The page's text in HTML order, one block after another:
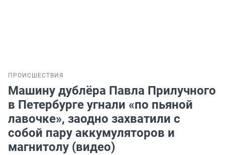
ПРОИСШЕСТВИЯ
Машину дублёра Павла Прилучного
в Петербурге угнали «по пьяной
лавочке», заодно захватили с
собой пару аккумуляторов и
магнитолу (видео)